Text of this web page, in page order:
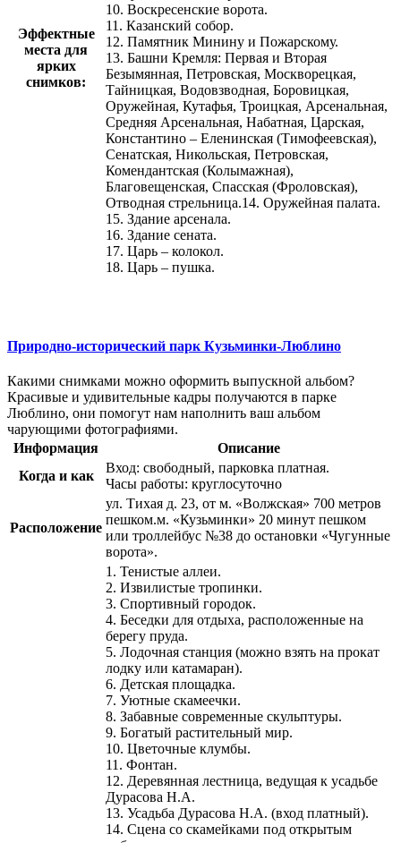
Эффектные
места для
ярких
снимков:
10. Воскресенские ворота.
11. Казанский собор.
12. Памятник Минину и Пожарскому.
13. Башни Кремля: Первая и Вторая
Безымянная, Петровская, Москворецкая,
Тайницкая, Водовзводная, Боровицкая,
Оружейная, Кутафья, Троицкая, Арсенальная,
Средняя Арсенальная, Набатная, Царская,
Константино – Еленинская (Тимофеевская),
Сенатская, Никольская, Петровская,
Комендантская (Колымажная),
Благовещенская, Спасская (Фроловская),
Отводная стрельница.14. Оружейная палата.
15. Здание арсенала.
16. Здание сената.
17. Царь – колокол.
18. Царь – пушка.
Природно-исторический парк Кузьминки-Люблино
Какими снимками можно оформить выпускной альбом?
Красивые и удивительные кадры получаются в парке
Люблино, они помогут нам наполнить ваш альбом
чарующими фотографиями.
Информация
Описание
Когда и как
Вход: свободный, парковка платная.
Часы работы: круглосуточно
Расположение
ул. Тихая д. 23, от м. «Волжская» 700 метров
пешком.м. «Кузьминки» 20 минут пешком
или троллейбус №38 до остановки «Чугунные
ворота».
1. Тенистые аллеи.
2. Извилистые тропинки.
3. Спортивный городок.
4. Беседки для отдыха, расположенные на
берегу пруда.
5. Лодочная станция (можно взять на прокат
лодку или катамаран).
6. Детская площадка.
7. Уютные скамеечки.
8. Забавные современные скульптуры.
9. Богатый растительный мир.
10. Цветочные клумбы.
11. Фонтан.
12. Деревянная лестница, ведущая к усадьбе
Дурасова Н.А.
13. Усадьба Дурасова Н.А. (вход платный).
14. Сцена со скамейками под открытым